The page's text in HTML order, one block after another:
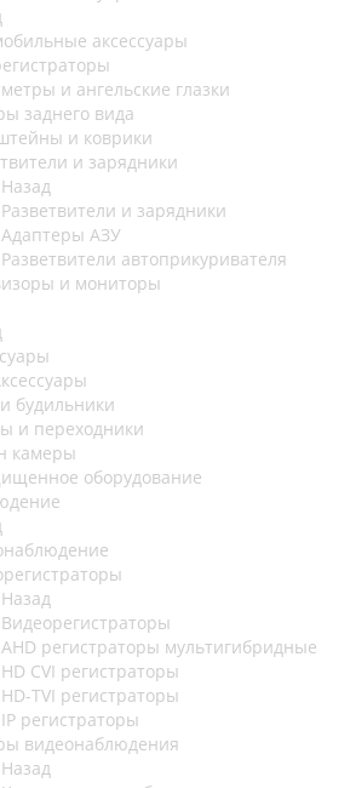
аксессуары
и ангельские глазки
заднего вида
и коврики
и зарядники
Назад
Разветвители и зарядники
Адаптеры АЗУ
Разветвители автоприкуривателя
и мониторы
будильники
и переходники
камеры
оборудование
Назад
Видеорегистраторы
AHD регистраторы мультигибридные
HD CVI регистраторы
HD-TVI регистраторы
IP регистраторы
видеонаблюдения
Назад